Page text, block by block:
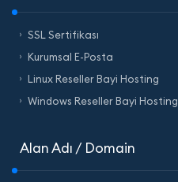
SSL Sertifikası
Kurumsal E-Posta
Linux Reseller Bayi Hosting
Windows Reseller Bayi Hosting
Alan Adı / Domain